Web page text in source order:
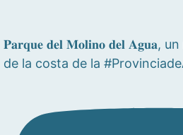
𝐏𝐚𝐫𝐪𝐮𝐞 𝐝𝐞𝐥 𝐌𝐨𝐥𝐢𝐧𝐨 𝐝𝐞𝐥 𝐀𝐠𝐮𝐚,
de la costa de la